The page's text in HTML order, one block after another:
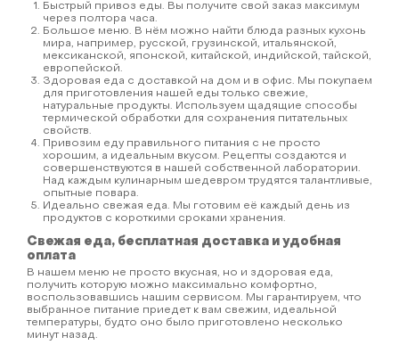
Быстрый привоз еды. Вы получите свой заказ максимум
через полтора часа.
Большое меню. В нём можно найти блюда разных кухонь
мира, например, русской, грузинской, итальянской,
мексиканской, японской, китайской, индийской, тайской,
европейской.
Здоровая еда с доставкой на дом и в офис. Мы покупаем
для приготовления нашей еды только свежие,
натуральные продукты. Используем щадящие способы
термической обработки для сохранения питательных
свойств.
Привозим еду правильного питания с не просто
хорошим, а идеальным вкусом. Рецепты создаются и
совершенствуются в нашей собственной лаборатории.
Над каждым кулинарным шедевром трудятся талантливые,
опытные повара.
Идеально свежая еда. Мы готовим её каждый день из
продуктов с короткими сроками хранения.
Свежая еда, бесплатная доставка и удобная
оплата
В нашем меню не просто вкусная, но и здоровая еда,
получить которую можно максимально комфортно,
воспользовавшись нашим сервисом. Мы гарантируем, что
выбранное питание приедет к вам свежим, идеальной
температуры, будто оно было приготовлено несколько
минут назад.